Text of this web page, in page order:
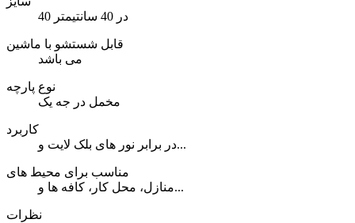
40 در 40 سانتیمتر
قابل شستشو با ماشین
می باشد
نوع پارچه
مخمل در جه یک
کاربرد
در برابر نور های بلک لایت و...
مناسب برای محیط های
منازل، محل کار، کافه ها و...
نظرات